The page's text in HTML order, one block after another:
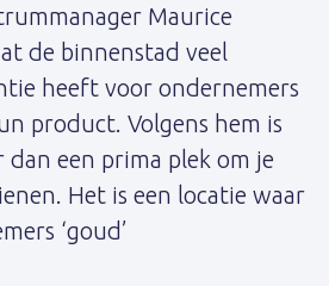
Maurice
de binnenstad veel
heeft voor ondernemers
product. Volgens hem is
een prima plek om je
Het is een locatie waar
‘goud’